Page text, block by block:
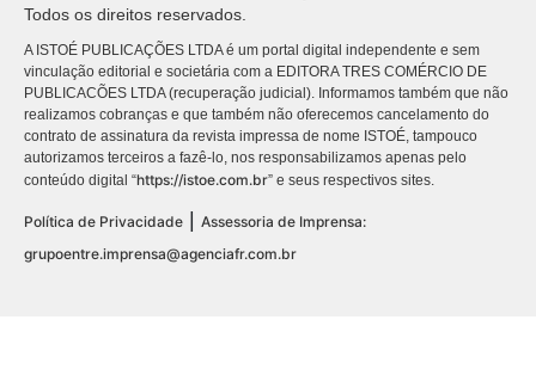
Todos os direitos reservados.
A ISTOÉ PUBLICAÇÕES LTDA é um portal digital independente e sem
vinculação editorial e societária com a EDITORA TRES COMÉRCIO DE
PUBLICACÕES LTDA (recuperação judicial). Informamos também que não
realizamos cobranças e que também não oferecemos cancelamento do
contrato de assinatura da revista impressa de nome ISTOÉ, tampouco
autorizamos terceiros a fazê-lo, nos responsabilizamos apenas pelo
conteúdo digital “https://istoe.com.br” e seus respectivos sites.
Política de Privacidade
Assessoria de Imprensa:
grupoentre.imprensa@agenciafr.com.br